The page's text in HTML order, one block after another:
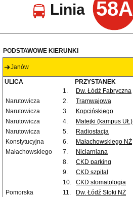
Linia 58A
PODSTAWOWE KIERUNKI
Janów
ULICA PRZYSTANEK
1.
Dw. Łódź Fabryczna
Narutowicza
2. Tramwajowa
Narutowicza
3. Kopcińskiego
Narutowicza
4. Matejki (kampus UŁ)
Narutowicza
5. Radiostacja
Konstytucyjna
6. Małachowskiego NŻ
Małachowskiego
7. Niciarniana
8.
CKD parking
9.
CKD szpital
10.
CKD stomatologia
Pomorska
11.
Dw. Łódź Stoki NŻ